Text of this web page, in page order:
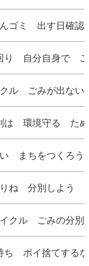
ゴミ 出す日確
り 自分自身で ご
クル ごみが出な
は 環境守る ため
まちをつくろ
りね 分別しよう
イクル ごみの分
ち ポイ捨てする